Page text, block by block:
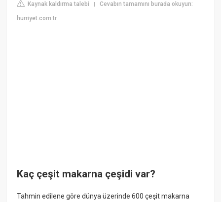
Kaynak kaldırma talebi |Cevabın tamamını burada okuyun:
hurriyet.com.tr
Kaç çeşit makarna çeşidi var?
Tahmin edilene göre dünya üzerinde 600 çeşit makarna